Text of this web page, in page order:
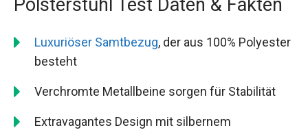
Polsterstuhl Test Daten & Fakten
Luxuriöser Samtbezug, der aus 100% Polyester
besteht
Verchromte Metallbeine sorgen für Stabilität
Extravagantes Design mit silbernem